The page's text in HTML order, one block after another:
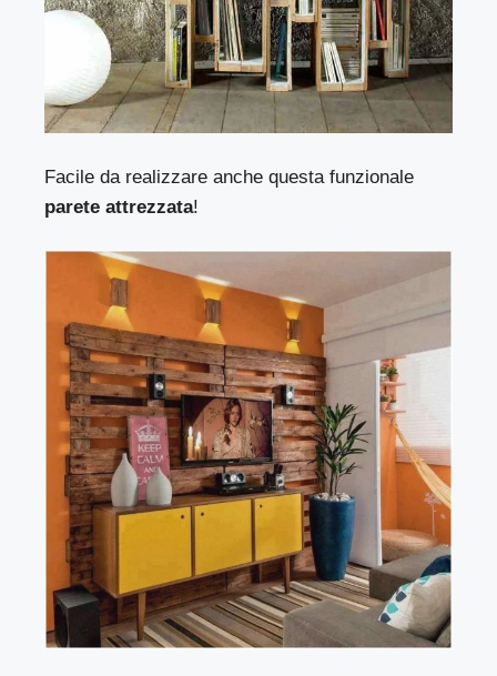
Facile da realizzare anche questa funzionale
parete attrezzata!